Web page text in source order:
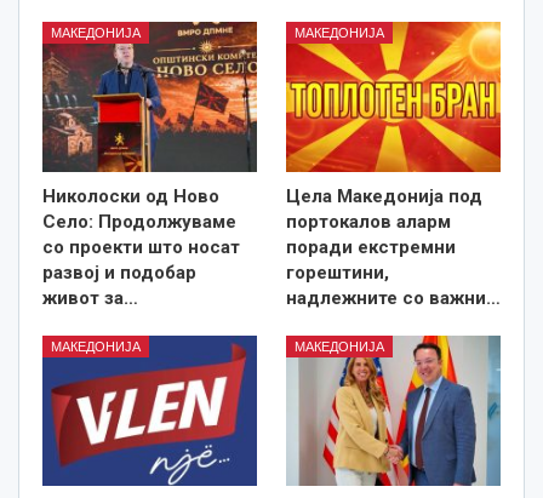
МАКЕДОНИЈА
Николоски од Ново
Село: Продолжуваме
со проекти што носат
развој и подобар
живот за…
МАКЕДОНИЈА
Цела Македонија под
портокалов аларм
поради екстремни
горештини,
надлежните со важни…
МАКЕДОНИЈА МАКЕДОНИЈА